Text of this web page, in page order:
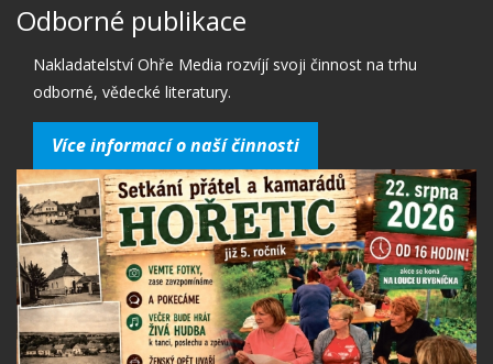
Odborné publikace
Nakladatelství Ohře Media rozvíjí svoji činnost na trhu
odborné, vědecké literatury.
Více informací o naší činnosti